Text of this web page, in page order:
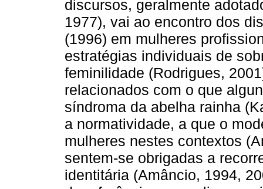
discursos, geralmente
1977), vai ao encontro dos
(1996) em mulheres
estratégias individuais de
feminilidade (Rodrigues,
relacionados com o que
síndroma da abelha rainha
a normatividade, a que o
mulheres nestes contextos
sentem-se obrigadas a
identitária (Amâncio, 1994,